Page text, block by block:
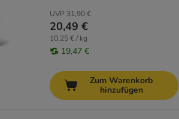
UVP 31,90 €
20,49 €
10,25 € / kg
19,47 €
Zum Warenkorb
hinzufügen